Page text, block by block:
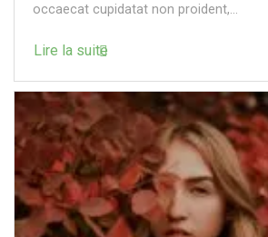
occaecat cupidatat non proident,...
Lire la suite